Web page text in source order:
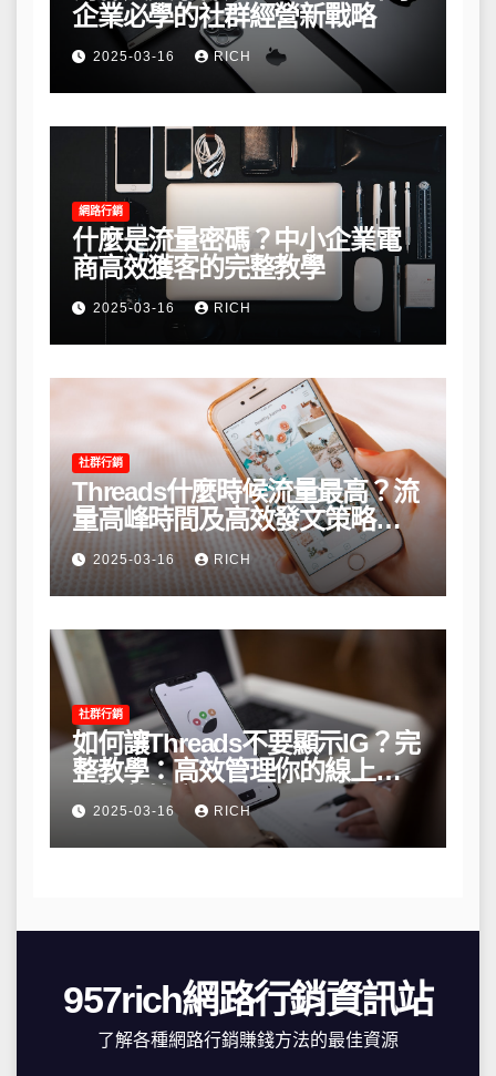
企業必學的社群經營新戰略
2025-03-16 RICH
網路行銷
什麼是流量密碼？中小企業電
商高效獲客的完整教學
2025-03-16 RICH
社群行銷
Threads什麼時候流量最高？流
量高峰時間及高效發文策略攻
略2025-03-16 RICH
社群行銷
如何讓Threads不要顯示IG？完
整教學：高效管理你的線上隱
私與數據安全
2025-03-16 RICH
957rich網路行銷資訊站
了解各種網路行銷賺錢方法的最佳資源